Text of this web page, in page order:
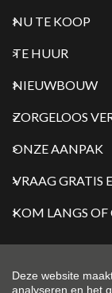
NU TE KOOP
TE HUUR
NIEUWBOUW
ZORGELOOS
ONZE AANPAK
VRAAG GRATIS
KOM LANGS OF
Deze website
analyseren en het